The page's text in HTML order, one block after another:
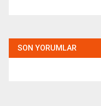
SON YORUMLAR